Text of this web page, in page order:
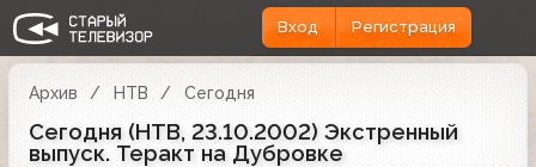
Вход Регистрация
Архив НТВ Сегодня
Сегодня (НТВ, 23.10.2002) Экстренный
выпуск. Теракт на Дубровке